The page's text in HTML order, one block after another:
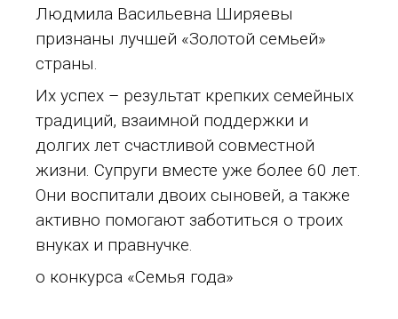
Людмила Васильевна Ширяевы
признаны лучшей «Золотой семьей»
страны.
Их успех – результат крепких семейных
традиций, взаимной поддержки и
долгих лет счастливой совместной
жизни. Супруги вместе уже более 60 лет.
Они воспитали двоих сыновей, а также
активно помогают заботиться о троих
внуках и правнучке.
о конкурса «Семья года»